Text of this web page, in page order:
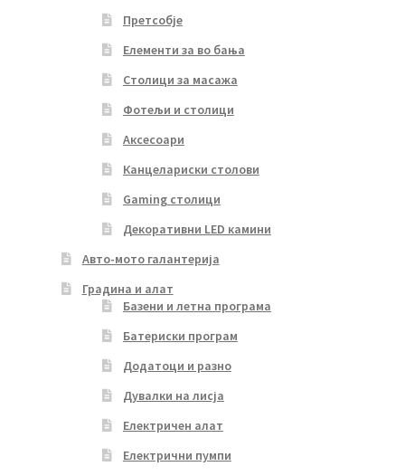
Претсобје
Елементи за во бања
Столици за масажа
Фотељи и столици
Аксесоари
Канцелариски столови
Gaming столици
Декоративни LED камини
Авто-мото галантерија
Градина и алат
Базени и летна програма
Батериски програм
Додатоци и разно
Дувалки на лисја
Електричен алат
Електрични пумпи